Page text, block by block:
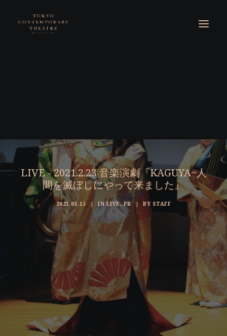
LIVE - 2021.2.23 音楽演劇『KAGUYA~人
間を滅ぼしにやって来ました』
2021.01.15 | INLIVE,PR | BY STAFF